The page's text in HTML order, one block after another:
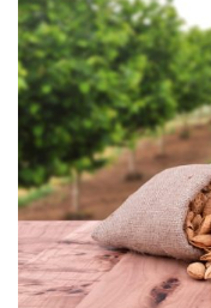
superficie
cultivada
de
almendros
en
China
sumaría
63.000
hectáreas